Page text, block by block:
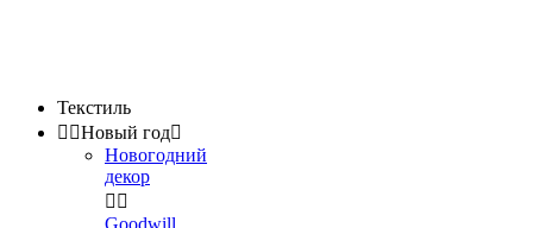
Текстиль
 Новый год
Новогодний
декор
 
Goodwill